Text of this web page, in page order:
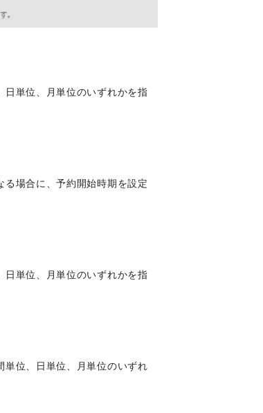
日単位、月単位のいずれかを指
場合に、予約開始時期を設定
日単位、月単位のいずれかを指
単位、日単位、月単位のいずれ